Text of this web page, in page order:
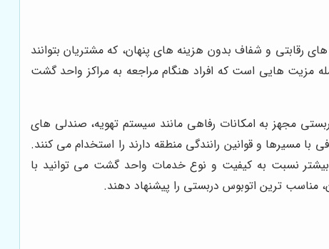
های رقابتی و شفاف بدون هزینه های پنهان، که مشتریان بتوانند
مزیت هایی است که افراد هنگام مراجعه به مراکز واحد گشت
مجهز به امکانات رفاهی مانند سیستم تهویه، صندلی های
مسیرها و قوانین رانندگی منطقه دارند را استخدام می کنند.
نسبت به کیفیت و نوع خدمات واحد گشت می توانید با
مناسب ترین اتوبوس دربستی را پیشنهاد دهند.